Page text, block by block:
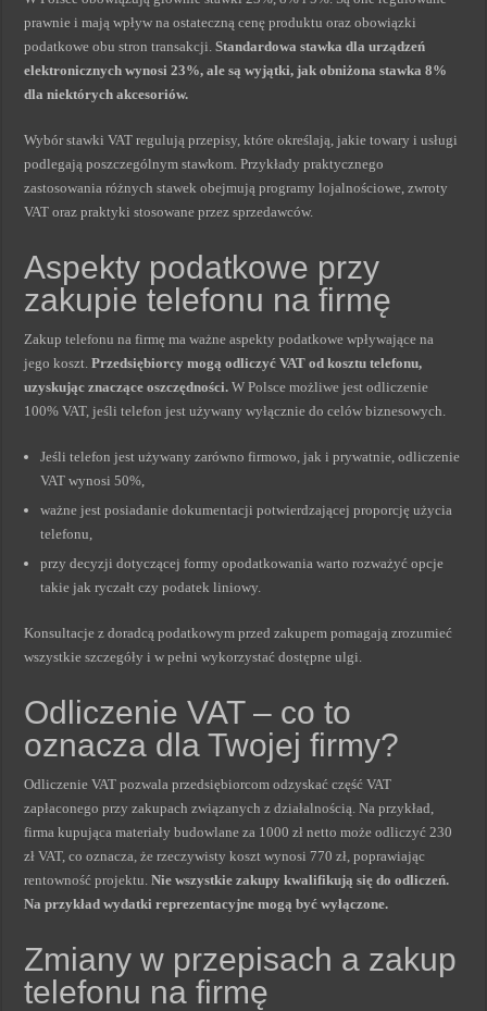
prawnie i mają wpływ na ostateczną cenę produktu oraz obowiązki
podatkowe obu stron transakcji.Standardowa stawka dla urządzeń
elektronicznych wynosi 23%, ale są wyjątki, jak obniżona stawka 8%
dla niektórych akcesoriów.
Wybór stawki VAT regulują przepisy, które określają, jakie towary i usługi
podlegają poszczególnym stawkom. Przykłady praktycznego
zastosowania różnych stawek obejmują programy lojalnościowe, zwroty
VAT oraz praktyki stosowane przez sprzedawców.
Aspekty podatkowe przy
zakupie telefonu na firmę
Zakup telefonu na firmę ma ważne aspekty podatkowe wpływające na
jego koszt.Przedsiębiorcy mogą odliczyć VAT od kosztu telefonu,
uzyskując znaczące oszczędności. W Polsce możliwe jest odliczenie
100% VAT, jeśli telefon jest używany wyłącznie do celów biznesowych.
Jeśli telefon jest używany zarówno firmowo, jak i prywatnie, odliczenie
VAT wynosi 50%,
ważne jest posiadanie dokumentacji potwierdzającej proporcję użycia
telefonu,
przy decyzji dotyczącej formy opodatkowania warto rozważyć opcje
takie jak ryczałt czy podatek liniowy.
Konsultacje z doradcą podatkowym przed zakupem pomagają zrozumieć
wszystkie szczegóły i w pełni wykorzystać dostępne ulgi.
Odliczenie VAT – co to
oznacza dla Twojej firmy?
Odliczenie VAT pozwala przedsiębiorcom odzyskać część VAT
zapłaconego przy zakupach związanych z działalnością. Na przykład,
firma kupująca materiały budowlane za 1000 zł netto może odliczyć 230
zł VAT, co oznacza, że rzeczywisty koszt wynosi 770 zł, poprawiając
rentowność projektu.Nie wszystkie zakupy kwalifikują się do odliczeń.
Na przykład wydatki reprezentacyjne mogą być wyłączone.
Zmiany w przepisach a zakup
telefonu na firmę